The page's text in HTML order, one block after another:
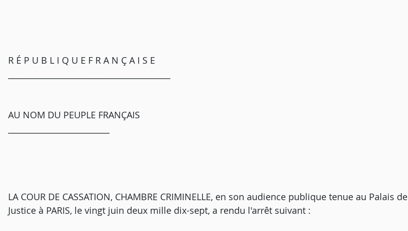
R É P U B L I Q U E F R A N Ç A I S E
AU NOM DU PEUPLE FRANÇAIS
LA COUR DE CASSATION, CHAMBRE CRIMINELLE, en son audience publique tenue au Palais de
Justice à PARIS, le vingt juin deux mille dix-sept, a rendu l'arrêt suivant :